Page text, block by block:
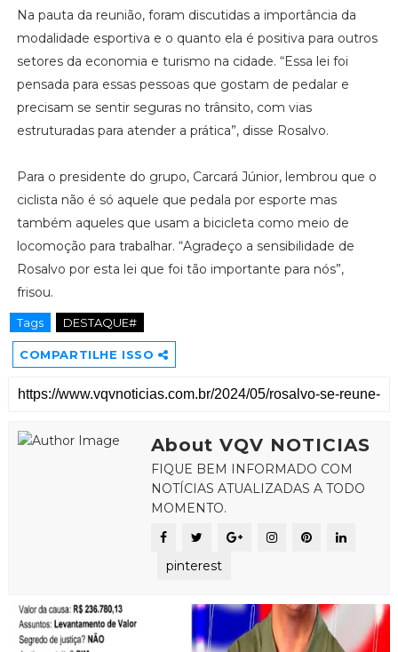
Na pauta da reunião, foram discutidas a importância da
modalidade esportiva e o quanto ela é positiva para outros
setores da economia e turismo na cidade. “Essa lei foi
pensada para essas pessoas que gostam de pedalar e
precisam se sentir seguras no trânsito, com vias
estruturadas para atender a prática”, disse Rosalvo.
Para o presidente do grupo, Carcará Júnior, lembrou que o
ciclista não é só aquele que pedala por esporte mas
também aqueles que usam a bicicleta como meio de
locomoção para trabalhar. “Agradeço a sensibilidade de
Rosalvo por esta lei que foi tão importante para nós”,
frisou.
Tags DESTAQUE#
COMPARTILHE ISSO
About VQV NOTICIAS
FIQUE BEM INFORMADO COM
NOTÍCIAS ATUALIZADAS A TODO
MOMENTO.
pinterest